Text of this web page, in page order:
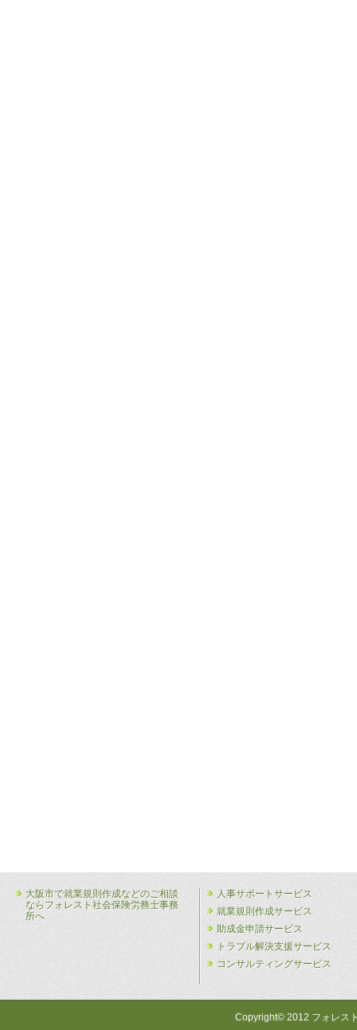
大阪市で就業規則作成などのご相談
ならフォレスト社会保険労務士事務
所へ
人事サポートサービス
就業規則作成サービス
助成金申請サービス
トラブル解決支援サービス
コンサルティングサービス
Copyright© 2012 フォレス